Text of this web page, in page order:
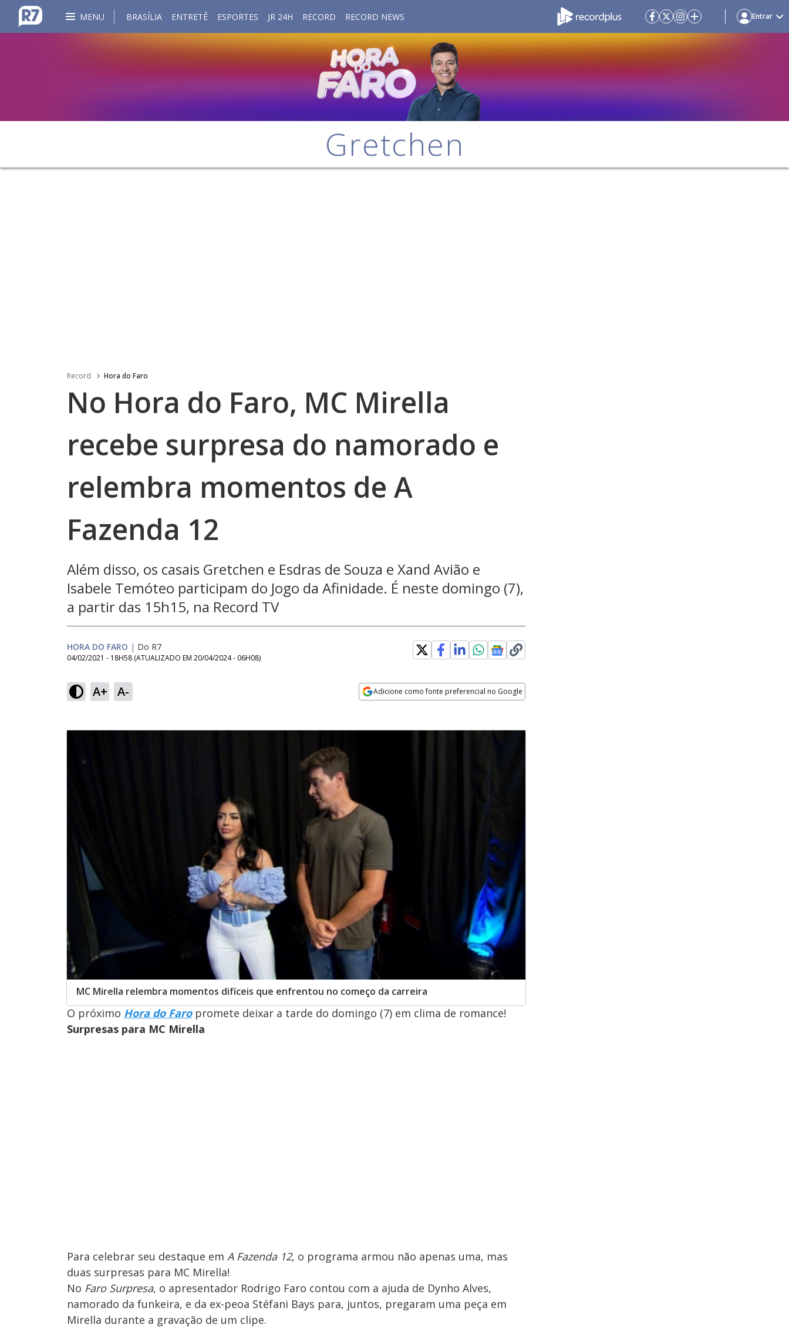
MENU BRASÍLIA ENTRETÊ ESPORTES JR 24H RECORD RECORD NEWS Entrar
Gretchen
Record Hora do Faro
No Hora do Faro, MC Mirella
recebe surpresa do namorado e
relembra momentos de A
Fazenda 12
Além disso, os casais Gretchen e Esdras de Souza e Xand Avião e
Isabele Temóteo participam do Jogo da Afinidade. É neste domingo (7),
a partir das 15h15, na Record TV
HORA DO FARO | Do R7
04/02/2021 - 18H58 (ATUALIZADO EM 20/04/2024 - 06H08)
A+ A- Adicione como fonte preferencial no Google
MC Mirella relembra momentos difíceis que enfrentou no começo da carreira
O próximo Hora do Faropromete deixar a tarde do domingo (7) em clima de romance!
Surpresas para MC Mirella
Para celebrar seu destaque em A Fazenda 12, o programa armou não apenas uma, mas
duas surpresas para MC Mirella!
No Faro Surpresa, o apresentador Rodrigo Faro contou com a ajuda de Dynho Alves,
namorado da funkeira, e da ex-peoa Stéfani Bays para, juntos, pregaram uma peça em
Mirella durante a gravação de um clipe.